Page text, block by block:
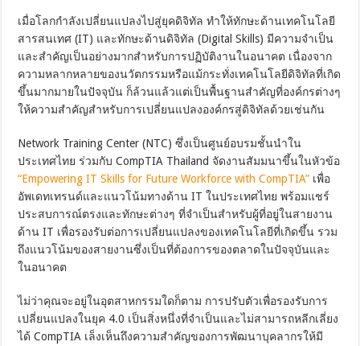
เมื่อโลกกำลังเปลี่ยนแปลงไปสู่ยุคดิจิทัล ทำให้ทักษะด้านเทคโนโลยี
สารสนเทศ (IT) และทักษะด้านดิจิทัล (Digital Skills) มีความจำเป็น
และสำคัญเป็นอย่างมากสำหรับการปฏิบัติงานในอนาคต เนื่องจาก
ความหลากหลายของนวัตกรรมหรือแม้กระทั่งเทคโนโลยีดิจิทัลที่เกิด
ขึ้นมากมายในปัจจุบัน ก็ล้วนแล้วแต่เป็นพื้นฐานสำคัญที่องค์กรต่างๆ
ให้ความสำคัญสำหรับการเปลี่ยนแปลงองค์กรสู่ดิจิทัลด้วยเช่นกัน
Network Training Center (NTC) ซึ่งเป็นศูนย์อบรมชั้นนำใน
ประเทศไทย ร่วมกับ CompTIA Thailand จัดงานสัมมนาขึ้นในหัวข้อ
“Empowering IT Skills for Future Workforce with CompTIA” เพื่อ
อัพเดทเทรนด์และแนวโน้มทางด้าน IT ในประเทศไทย พร้อมแชร์
ประสบการณ์ตรงและทักษะต่างๆ ที่จำเป็นสำหรับผู้ที่อยู่ในสายงาน
ด้าน IT เพื่อรองรับต่อการเปลี่ยนแปลงของเทคโนโลยีที่เกิดขึ้น รวม
ถึงแนวโน้มของสายงานซึ่งเป็นที่ต้องการของตลาดในปัจจุบันและ
ในอนาคต
ไม่ว่าคุณจะอยู่ในอุตสาหกรรมใดก็ตาม การปรับตัวเพื่อรองรับการ
เปลี่ยนแปลงในยุค 4.0 เป็นสิ่งหนึ่งที่จำเป็นและไม่สามารถหลีกเลี่ยง
ได้ CompTIA เล็งเห็นถึงความสำคัญของการพัฒนาบุคลากรให้มี